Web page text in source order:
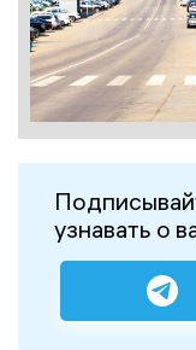
узнавать о